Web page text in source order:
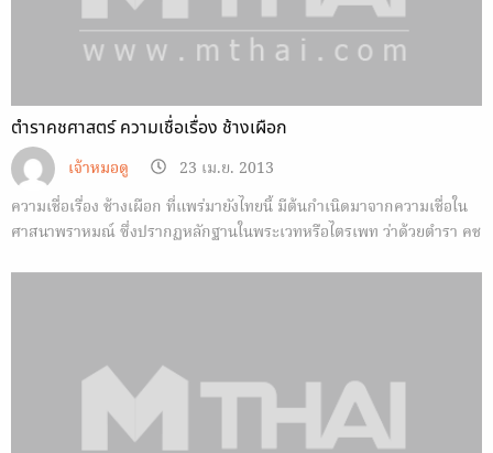
ตำราคชศาสตร์ ความเชื่อเรื่อง ช้างเผือก
เจ้าหมอดู
23 เม.ย. 2013
ความเชื่อเรื่อง ช้างเผือก ที่แพร่มายังไทยนี้ มีต้นกำเนิดมาจากความเชื่อใน
ศาสนาพราหมณ์ ซึ่งปรากฏหลักฐานในพระเวทหรือไตรเพท ว่าด้วยตำรา คช